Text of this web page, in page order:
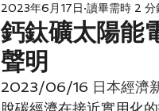
鈣鈦礦太陽能
聲明
2023年6月17日 讀畢需時 2 分
2023/06/16 日本經濟